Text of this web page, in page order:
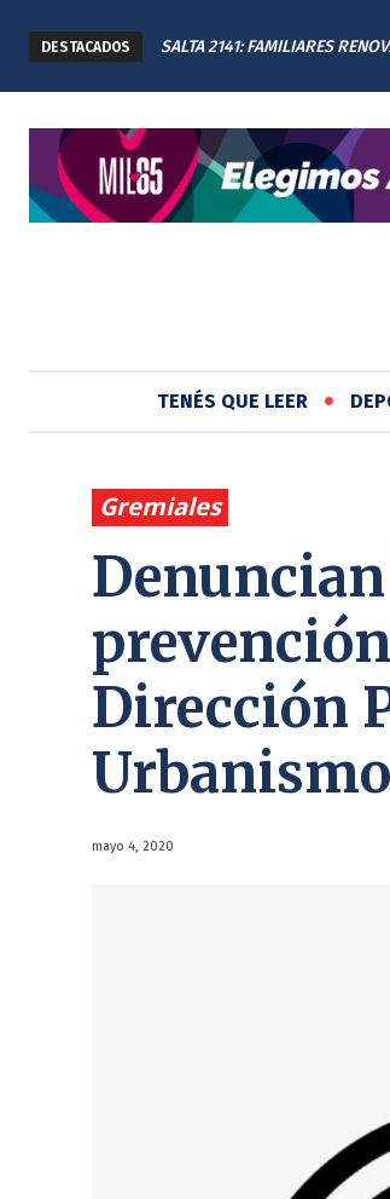
DESTACADOS
SALTA 2141: FAMILIARES
TENÉS QUE LEER
Gremiales
Dirección
Urbanismo
mayo 4, 2020